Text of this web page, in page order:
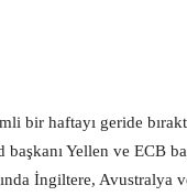
bir haftayı geride
Yellen ve ECB
İngiltere, Avustralya